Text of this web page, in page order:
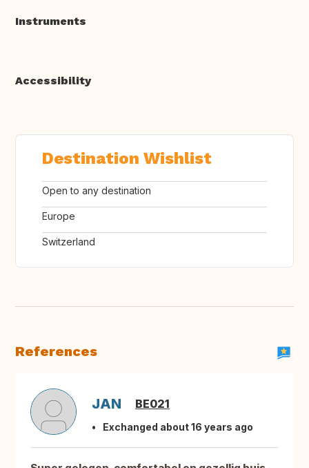
Instruments
Accessibility
Destination Wishlist
Open to any destination
Europe
Switzerland
References
JAN BE021
Exchanged about 16 years ago